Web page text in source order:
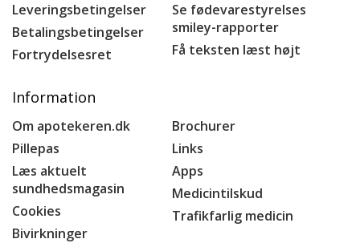
Leveringsbetingelser
Betalingsbetingelser
Fortrydelsesret
Se fødevarestyrelses
smiley-rapporter
Få teksten læst højt
Information
Om apotekeren.dk
Pillepas
Læs aktuelt
sundhedsmagasin
Cookies
Bivirkninger
Brochurer
Links
Apps
Medicintilskud
Trafikfarlig medicin